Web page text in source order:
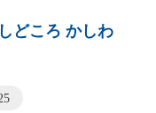
どころ かしわ